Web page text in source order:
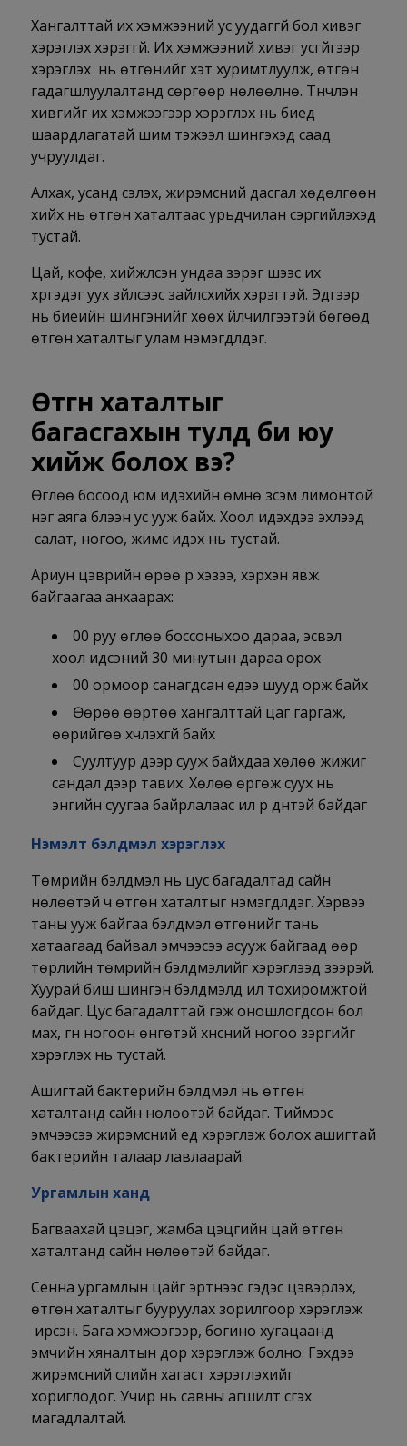
Хангалттай их хэмжээний ус уудаггүй бол хивэг
хэрэглэх хэрэггүй. Их хэмжээний хивэг усгүйгээр
хэрэглэх нь өтгөнийг хэт хуримтлуулж, өтгөн
гадагшлуулалтанд сөргөөр нөлөөлнө. Түүнчлэн
хивгийг их хэмжээгээр хэрэглэх нь биед
шаардлагатай шим тэжээл шингэхэд саад
учруулдаг.
Алхах, усанд сэлэх, жирэмсний дасгал хөдөлгөөн
хийх нь өтгөн хаталтаас урьдчилан сэргийлэхэд
тустай.
Цай, кофе, хийжүүлсэн ундаа зэрэг шээс их
хүргэдэг уух зүйлсээс зайлсхийх хэрэгтэй. Эдгээр
нь биеийн шингэнийг хөөх үйлчилгээтэй бөгөөд
өтгөн хаталтыг улам нэмэгдүүлдэг.
Өтгөн хаталтыг
багасгахын тулд би юу
хийж болох вэ?
Өглөө босоод юм идэхийн өмнө зүсэм лимонтой
нэг аяга бүлээн ус ууж байх. Хоол идэхдээ эхлээд
салат, ногоо, жимс идэх нь тустай.
Ариун цэврийн өрөө рүү хэзээ, хэрхэн явж
байгаагаа анхаарах:
00 руу өглөө боссоныхоо дараа, эсвэл
хоол идсэний 30 минутын дараа орох
00 ормоор санагдсан үедээ шууд орж байх
Өөрөө өөртөө хангалттай цаг гаргаж,
өөрийгөө хүчлэхгүй байх
Суултуур дээр сууж байхдаа хөлөө жижиг
сандал дээр тавих. Хөлөө өргөж суух нь
энгийн суугаа байрлалаас илүү үр дүнтэй байдаг
Нэмэлт бэлдмэл хэрэглэх
Төмрийн бэлдмэл нь цус багадалтад сайн
нөлөөтэй ч өтгөн хаталтыг нэмэгдүүлдэг. Хэрвээ
таны ууж байгаа бэлдмэл өтгөнийг тань
хатаагаад байвал эмчээсээ асууж байгаад өөр
төрлийн төмрийн бэлдмэлийг хэрэглээд үзээрэй.
Хуурай биш шингэн бэлдмэлүүд илүү тохиромжтой
байдаг. Цус багадалттай гэж оношлогдсон бол
мах, гүн ногоон өнгөтэй хүнсний ногоо зэргийг
хэрэглэх нь тустай.
Ашигтай бактерийн бэлдмэл нь өтгөн
хаталтанд сайн нөлөөтэй байдаг. Тиймээс
эмчээсээ жирэмсний үед хэрэглэж болох ашигтай
бактерийн талаар лавлаарай.
Ургамлын ханд
Багваахай цэцэг, жамба цэцгийн цай өтгөн
хаталтанд сайн нөлөөтэй байдаг.
Сенна ургамлын цайг эртнээс гэдэс цэвэрлэх,
өтгөн хаталтыг бууруулах зорилгоор хэрэглэж
ирсэн. Бага хэмжээгээр, богино хугацаанд
эмчийн хяналтын дор хэрэглэж болно. Гэхдээ
жирэмсний сүүлийн хагаст хэрэглэхийг
хориглодог. Учир нь савны агшилт үүсгэх
магадлалтай.